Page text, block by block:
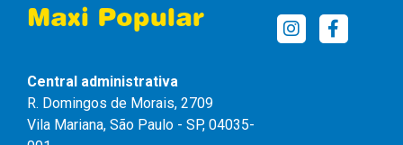
Maxi Popular
Central administrativa
R. Domingos de Morais, 2709
Vila Mariana, São Paulo - SP, 04035-